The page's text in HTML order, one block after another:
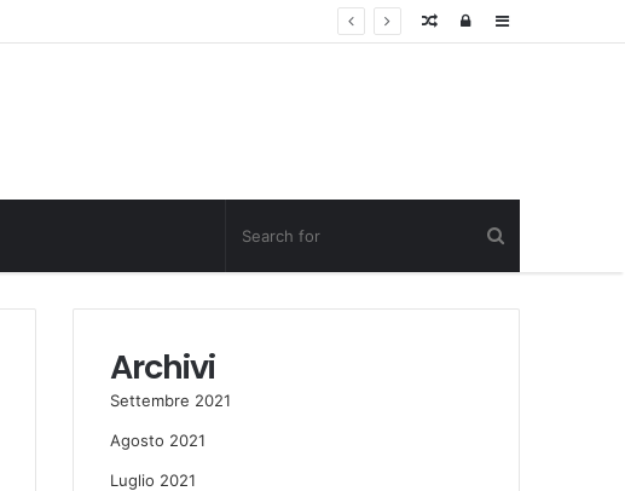
Sidebar
Log
Random
Archivi
Settembre 2021
Agosto 2021
Luglio 2021